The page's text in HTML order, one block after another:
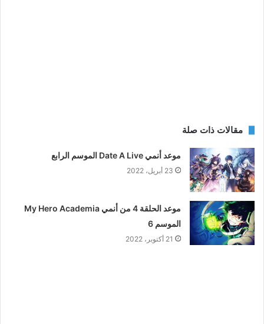
مقالات ذات صلة
موعد أنمي Date A Live الموسم الرابع
23 أبريل، 2022
موعد الحلقة 4 من أنمي My Hero Academia
الموسم 6
21 أكتوبر، 2022